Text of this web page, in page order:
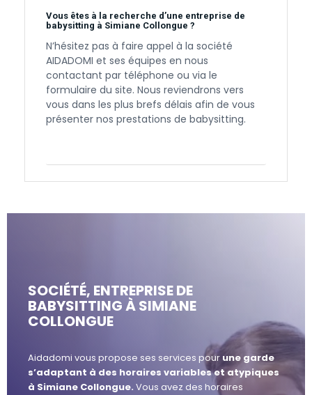
Vous êtes à la recherche d’une entreprise de
babysitting à Simiane Collongue ?
N’hésitez pas à faire appel à la société
AIDADOMI et ses équipes en nous
contactant par téléphone ou via le
formulaire du site. Nous reviendrons vers
vous dans les plus brefs délais afin de vous
présenter nos prestations de babysitting.
SOCIÉTÉ, ENTREPRISE DE
BABYSITTING À SIMIANE
COLLONGUE
Aidadomi vous propose ses services pour une garde
s’adaptant à des horaires variables et atypiques
à Simiane Collongue. Vous avez des horaires